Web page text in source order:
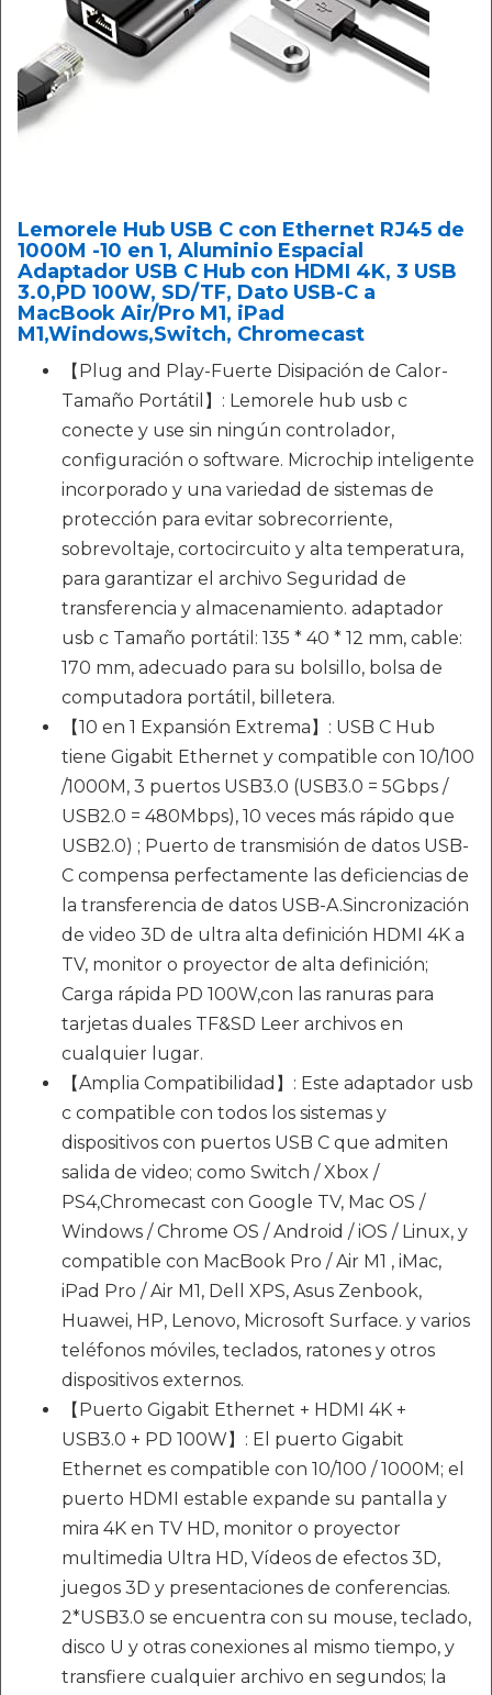
Lemorele Hub USB C con Ethernet RJ45 de
1000M -10 en 1, Aluminio Espacial
Adaptador USB C Hub con HDMI 4K, 3 USB
3.0,PD 100W, SD/TF, Dato USB-C a
MacBook Air/Pro M1, iPad
M1,Windows,Switch, Chromecast
【Plug and Play-Fuerte Disipación de Calor-
Tamaño Portátil】: Lemorele hub usb c
conecte y use sin ningún controlador,
configuración o software. Microchip inteligente
incorporado y una variedad de sistemas de
protección para evitar sobrecorriente,
sobrevoltaje, cortocircuito y alta temperatura,
para garantizar el archivo Seguridad de
transferencia y almacenamiento. adaptador
usb c Tamaño portátil: 135 * 40 * 12 mm, cable:
170 mm, adecuado para su bolsillo, bolsa de
computadora portátil, billetera.
【10 en 1 Expansión Extrema】: USB C Hub
tiene Gigabit Ethernet y compatible con 10/100
/1000M, 3 puertos USB3.0 (USB3.0 = 5Gbps /
USB2.0 = 480Mbps), 10 veces más rápido que
USB2.0) ; Puerto de transmisión de datos USB-
C compensa perfectamente las deficiencias de
la transferencia de datos USB-A.Sincronización
de video 3D de ultra alta definición HDMI 4K a
TV, monitor o proyector de alta definición;
Carga rápida PD 100W,con las ranuras para
tarjetas duales TF&SD Leer archivos en
cualquier lugar.
【Amplia Compatibilidad】: Este adaptador usb
c compatible con todos los sistemas y
dispositivos con puertos USB C que admiten
salida de video; como Switch / Xbox /
PS4,Chromecast con Google TV, Mac OS /
Windows / Chrome OS / Android / iOS / Linux, y
compatible con MacBook Pro / Air M1 , iMac,
iPad Pro / Air M1, Dell XPS, Asus Zenbook,
Huawei, HP, Lenovo, Microsoft Surface. y varios
teléfonos móviles, teclados, ratones y otros
dispositivos externos.
【Puerto Gigabit Ethernet + HDMI 4K +
USB3.0 + PD 100W】: El puerto Gigabit
Ethernet es compatible con 10/100 / 1000M; el
puerto HDMI estable expande su pantalla y
mira 4K en TV HD, monitor o proyector
multimedia Ultra HD, Vídeos de efectos 3D,
juegos 3D y presentaciones de conferencias.
2*USB3.0 se encuentra con su mouse, teclado,
disco U y otras conexiones al mismo tiempo, y
transfiere cualquier archivo en segundos; la